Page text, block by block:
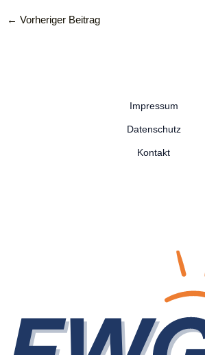
← Vorheriger Beitrag
Impressum
Datenschutz
Kontakt